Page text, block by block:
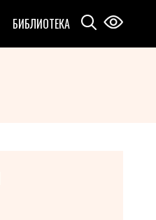
БИБЛИОТЕКА